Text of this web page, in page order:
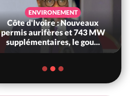
ENVIRONEMENT
Côte d'Ivoire : Nouveaux
permis aurifères et 743 MW
supplémentaires, le gou...